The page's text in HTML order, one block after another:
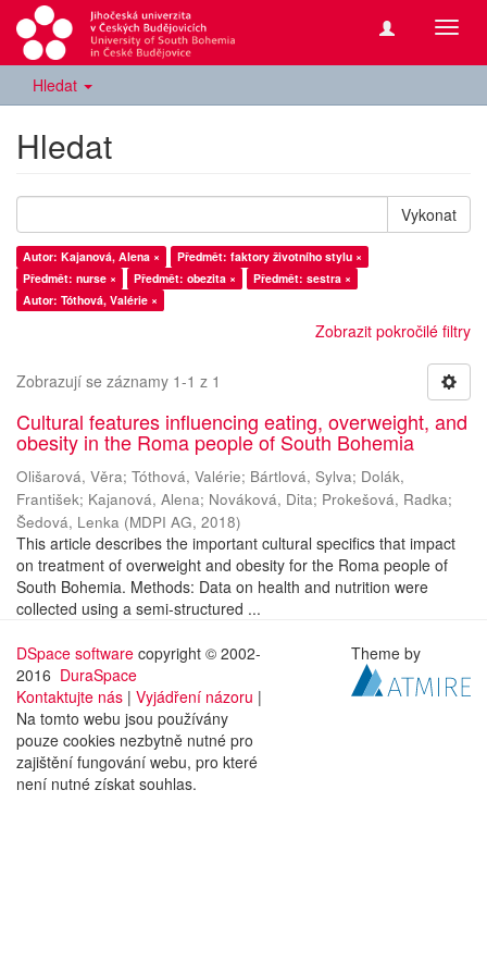
Hledat
Hledat
Vykonat
Autor: Kajanová, Alena ×
Předmět: faktory životního stylu ×
Předmět: nurse ×
Předmět: obezita ×
Předmět: sestra ×
Autor: Tóthová, Valérie ×
Zobrazit pokročilé filtry
Zobrazují se záznamy 1-1 z 1
Cultural features influencing eating, overweight, and
obesity in the Roma people of South Bohemia
Olišarová, Věra; Tóthová, Valérie; Bártlová, Sylva; Dolák,
František; Kajanová, Alena; Nováková, Dita; Prokešová, Radka;
Šedová, Lenka (MDPI AG, 2018)
This article describes the important cultural specifics that impact
on treatment of overweight and obesity for the Roma people of
South Bohemia. Methods: Data on health and nutrition were
collected using a semi-structured ...
DSpace software copyright © 2002-
2016 DuraSpace
Kontaktujte nás | Vyjádření názoru |
Na tomto webu jsou používány
pouze cookies nezbytně nutné pro
zajištění fungování webu, pro které
není nutné získat souhlas.
Theme by